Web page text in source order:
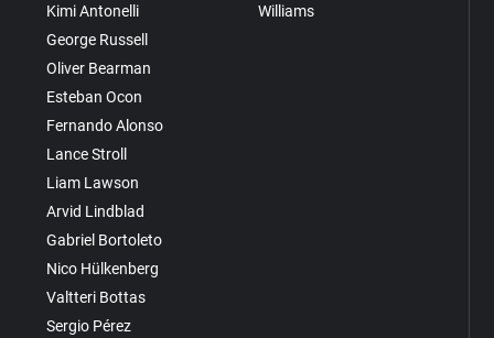
Kimi Antonelli
George Russell
Oliver Bearman
Esteban Ocon
Fernando Alonso
Lance Stroll
Liam Lawson
Arvid Lindblad
Gabriel Bortoleto
Nico Hülkenberg
Valtteri Bottas
Sergio Pérez
Williams